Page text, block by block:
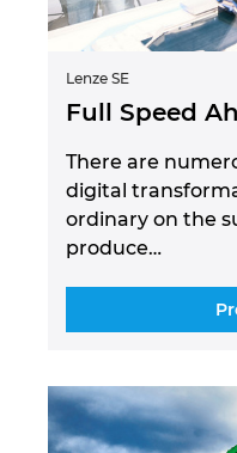
Lenze SE
Full Speed
There are
digital
ordinary on the
produce…